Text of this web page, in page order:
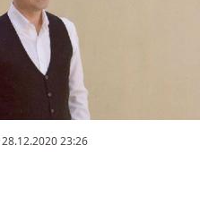
28.12.2020 23:26